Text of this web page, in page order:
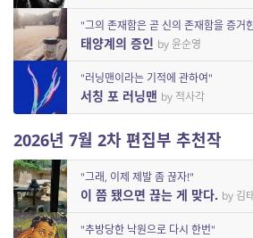
"그의 존재함은 곧 신의 존재함을 증거
태양계의 증인 by 윤순영
"러닝맨이라는 기적에 관하여"
서칭 포 러닝맨 by 적사각
2026년 7월 2차 편집부 추천작
"그래, 이제 제발 좀 끊자!"
이 쯤 됐으면 끊는 게 맞다. by 김
"추방당한 낙원으로 다시 한번"